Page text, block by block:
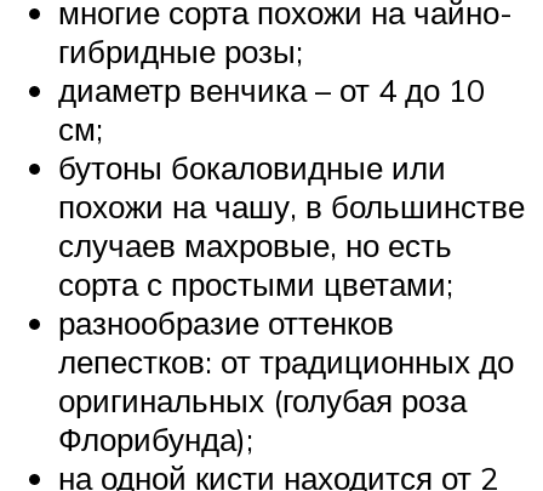
многие сорта похожи на чайно-
гибридные розы;
диаметр венчика – от 4 до 10
см;
бутоны бокаловидные или
похожи на чашу, в большинстве
случаев махровые, но есть
сорта с простыми цветами;
разнообразие оттенков
лепестков: от традиционных до
оригинальных (голубая роза
Флорибунда);
на одной кисти находится от 2